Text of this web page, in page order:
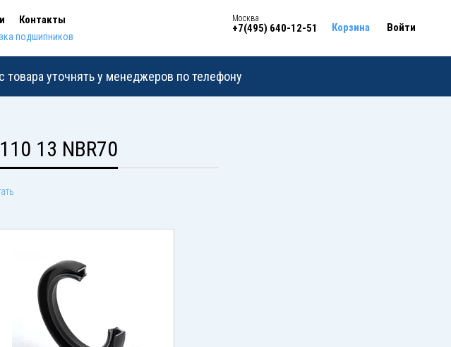
Контакты
подшипников
Москва
+7(495) 640-12-51 Корзина Войти
уточнять у менеджеров по телефону
13 NBR70